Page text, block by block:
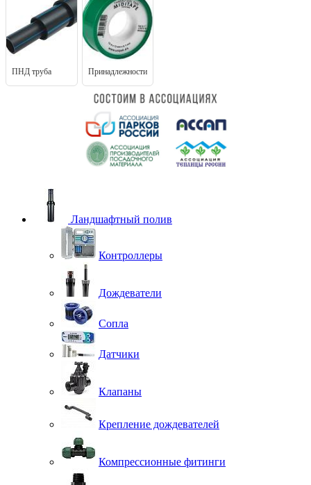
ПНД труба Принадлежности
Ландшафтный полив
Контроллеры
Дождеватели
Сопла
Датчики
Клапаны
Крепление дождевателей
Компрессионные фитинги